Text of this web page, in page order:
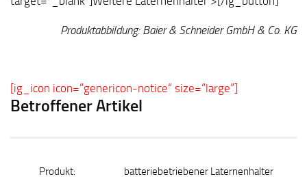
Produktabbildung: Baier & Schneider GmbH & Co. KG
[ig_icon icon=“genericon-notice“ size=“large“]
Betroffener Artikel
Produkt: batteriebetriebener Laternenhalter